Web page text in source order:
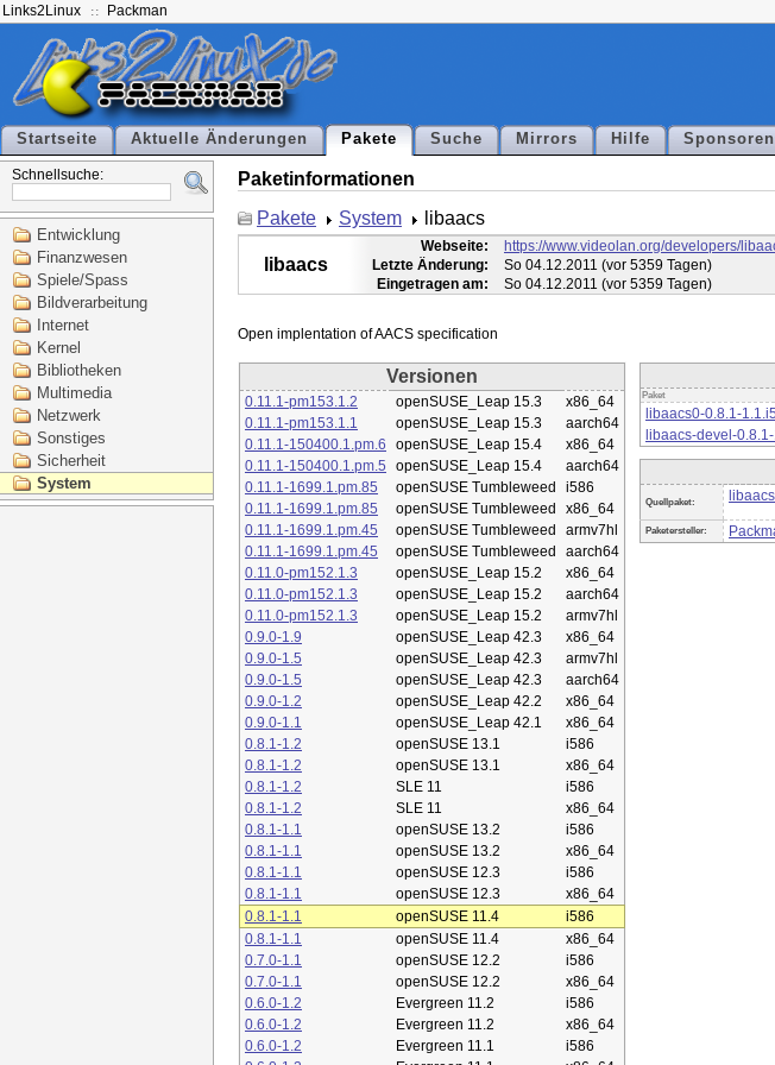
Links2Linux Packman
Startseite Aktuelle Änderungen Pakete Suche Mirrors Hilfe Sponsoren
Schnellsuche:
Entwicklung
Finanzwesen
Spiele/Spass
Bildverarbeitung
Internet
Kernel
Bibliotheken
Multimedia
Netzwerk
Sonstiges
Sicherheit
System
Paketinformationen
Pakete
System libaacs
libaacs
Webseite:
https://www.videolan.org/developers/
Letzte Änderung:
So 04.12.2011 (vor 5359 Tagen)
Eingetragen am:
So 04.12.2011 (vor 5359 Tagen)
Versionen
0.11.1-pm153.1.2 openSUSE_Leap 15.3
x86_64
0.11.1-pm153.1.1
openSUSE_Leap 15.3
aarch64
0.11.1-150400.1.pm.6
openSUSE_Leap 15.4
x86_64
0.11.1-150400.1.pm.5
openSUSE_Leap 15.4
aarch64
0.11.1-1699.1.pm.85
openSUSE Tumbleweed
i586
0.11.1-1699.1.pm.85
openSUSE Tumbleweed
x86_64
0.11.1-1699.1.pm.45
openSUSE Tumbleweed
armv7hl
0.11.1-1699.1.pm.45
openSUSE Tumbleweed
aarch64
0.11.0-pm152.1.3
openSUSE_Leap 15.2
x86_64
0.11.0-pm152.1.3
openSUSE_Leap 15.2
aarch64
0.11.0-pm152.1.3
openSUSE_Leap 15.2
armv7hl
0.9.0-1.9
openSUSE_Leap 42.3
x86_64
0.9.0-1.5
openSUSE_Leap 42.3
armv7hl
0.9.0-1.5
openSUSE_Leap 42.3
aarch64
0.9.0-1.2
openSUSE_Leap 42.2
x86_64
0.9.0-1.1
openSUSE_Leap 42.1
x86_64
0.8.1-1.2
openSUSE 13.1
i586
0.8.1-1.2
openSUSE 13.1
x86_64
0.8.1-1.2
SLE 11
i586
0.8.1-1.2
SLE 11
x86_64
0.8.1-1.1
openSUSE 13.2
i586
0.8.1-1.1
openSUSE 13.2
x86_64
0.8.1-1.1
openSUSE 12.3
i586
0.8.1-1.1
openSUSE 12.3
x86_64
0.8.1-1.1
openSUSE 11.4
i586
0.8.1-1.1
openSUSE 11.4
x86_64
0.7.0-1.1
openSUSE 12.2
i586
0.7.0-1.1
openSUSE 12.2
x86_64
0.6.0-1.2
Evergreen 11.2
i586
0.6.0-1.2
Evergreen 11.2
x86_64
0.6.0-1.2
Evergreen 11.1
i586
Paket
libaacs0-0.8.1-
libaacs-devel-
Quellpaket:
Paketersteller: